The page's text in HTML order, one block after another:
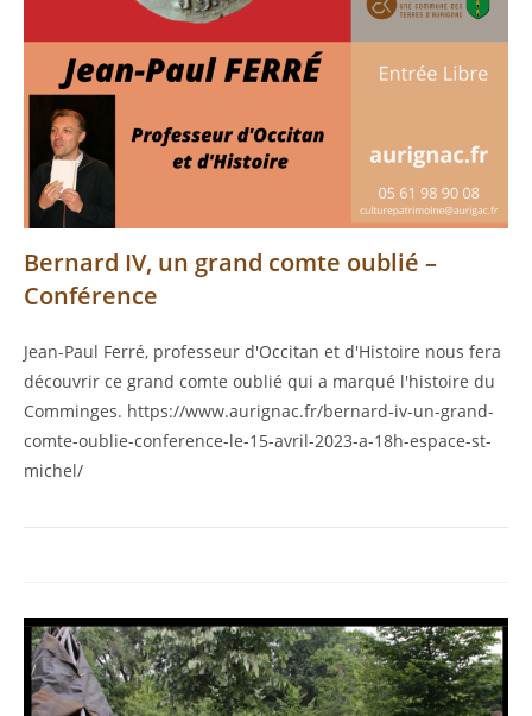
Bernard IV, un grand comte oublié –
Conférence
Jean-Paul Ferré, professeur d'Occitan et d'Histoire nous fera
découvrir ce grand comte oublié qui a marqué l'histoire du
Comminges. https://www.aurignac.fr/bernard-iv-un-grand-
comte-oublie-conference-le-15-avril-2023-a-18h-espace-st-
michel/